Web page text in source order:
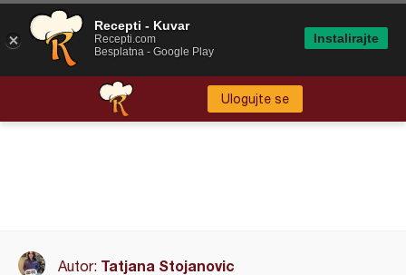
Ulogujte se
Autor: Tatjana Stojanovic
Recepti - Kuvar
Recepti.com
Besplatna - Google Play
Instalirajte